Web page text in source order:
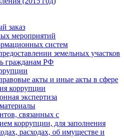
заказ
мероприятий
систем
земельных участков
гражданам РФ
акты и иные акты в сфере
коррупции
экспертиза
связанных с
коррупции, для заполнения
расходах, об имуществе и